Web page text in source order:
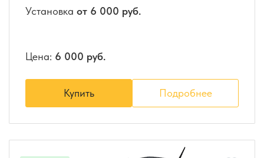
Установка от 6 000 руб.
Цена: 6 000 руб.
Купить Подробнее